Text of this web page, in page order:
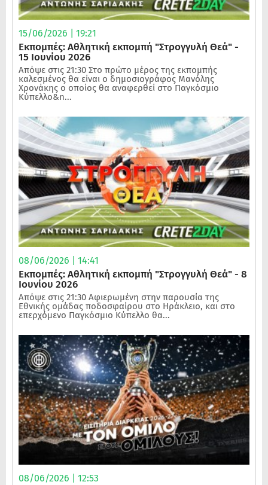
15/06/2026 | 19:21
Εκπομπές: Αθλητική εκπομπή "Στρογγυλή Θεά" -
15 Ιουνίου 2026
Απόψε στις 21:30 Στο πρώτο μέρος της εκπομπής
καλεσμένος θα είναι ο δημοσιογράφος Μανόλης
Χρονάκης ο οποίος θα αναφερθεί στο Παγκόσμιο
Κύπελλο&n...
08/06/2026 | 14:41
Εκπομπές: Αθλητική εκπομπή "Στρογγυλή Θεά" - 8
Ιουνίου 2026
Απόψε στις 21:30 Αφιερωμένη στην παρουσία της
Εθνικής ομάδας ποδοσφαίρου στο Ηράκλειο, και στο
επερχόμενο Παγκόσμιο Κύπελλο θα...
08/06/2026 | 12:53